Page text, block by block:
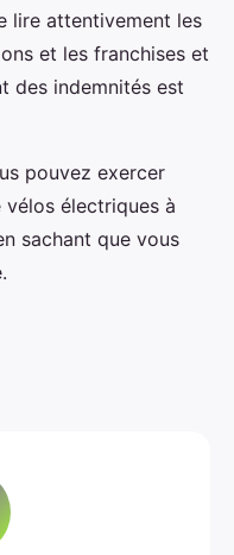
lire attentivement les
et les franchises et
des indemnités est
pouvez exercer
électriques à
sachant que vous